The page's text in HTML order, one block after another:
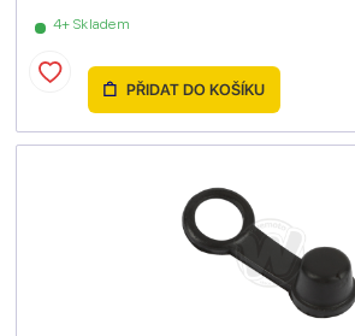
4+ Skladem
PŘIDAT DO KOŠÍKU